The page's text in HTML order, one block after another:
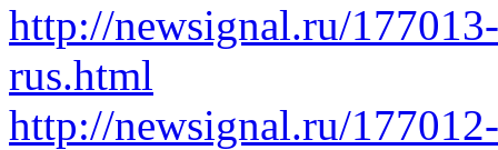
http://newsignal.ru/
rus.html
http://newsignal.ru/